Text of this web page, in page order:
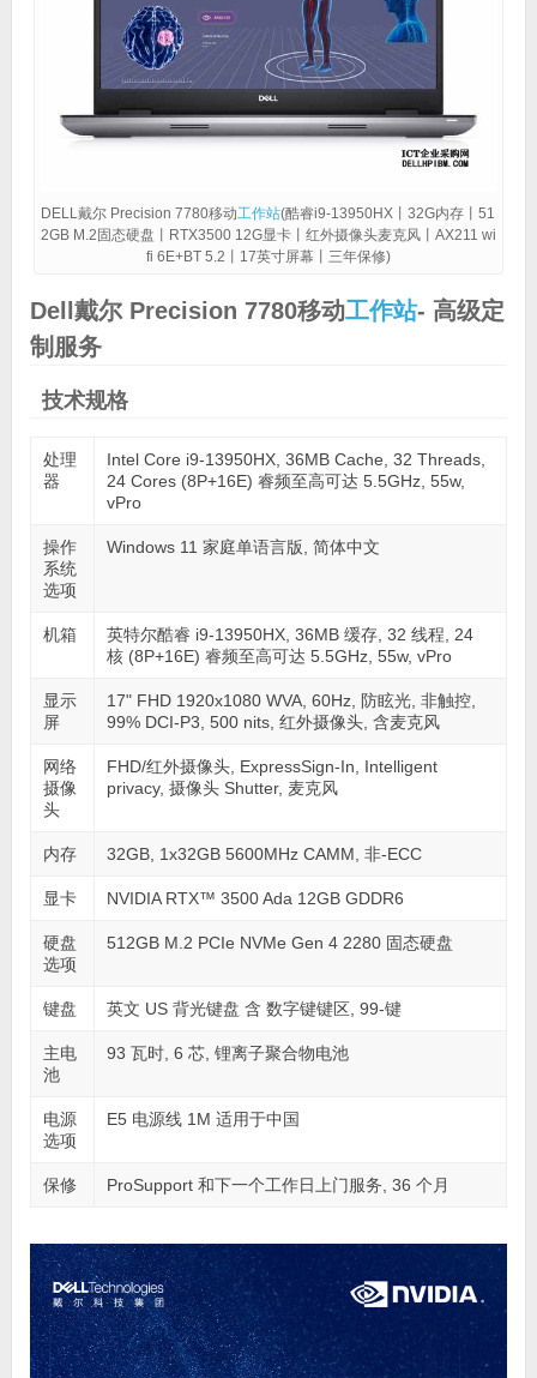
DELL戴尔 Precision 7780移动工作站(酷睿i9-13950HX丨32G内存丨51
2GB M.2固态硬盘丨RTX3500 12G显卡丨红外摄像头麦克风丨AX211 wi
fi 6E+BT 5.2丨17英寸屏幕丨三年保修)
Dell戴尔 Precision 7780移动工作站- 高级定
制服务
技术规格
处理
器
Intel Core i9-13950HX, 36MB Cache, 32 Threads,
24 Cores (8P+16E) 睿频至高可达 5.5GHz, 55w,
vPro
操作
系统
选项
Windows 11 家庭单语言版, 简体中文
机箱
英特尔酷睿 i9-13950HX, 36MB 缓存, 32 线程, 24
核 (8P+16E) 睿频至高可达 5.5GHz, 55w, vPro
显示
屏
17" FHD 1920x1080 WVA, 60Hz, 防眩光, 非触控,
99% DCI-P3, 500 nits, 红外摄像头, 含麦克风
网络
摄像
头
FHD/红外摄像头, ExpressSign-In, Intelligent
privacy, 摄像头 Shutter, 麦克风
内存 32GB, 1x32GB 5600MHz CAMM, 非-ECC
显卡 NVIDIA RTX™ 3500 Ada 12GB GDDR6
硬盘
选项
512GB M.2 PCIe NVMe Gen 4 2280 固态硬盘
键盘 英文 US 背光键盘 含 数字键键区, 99-键
主电
池
93 瓦时, 6 芯, 锂离子聚合物电池
电源
选项
E5 电源线 1M 适用于中国
保修 ProSupport 和下一个工作日上门服务, 36 个月